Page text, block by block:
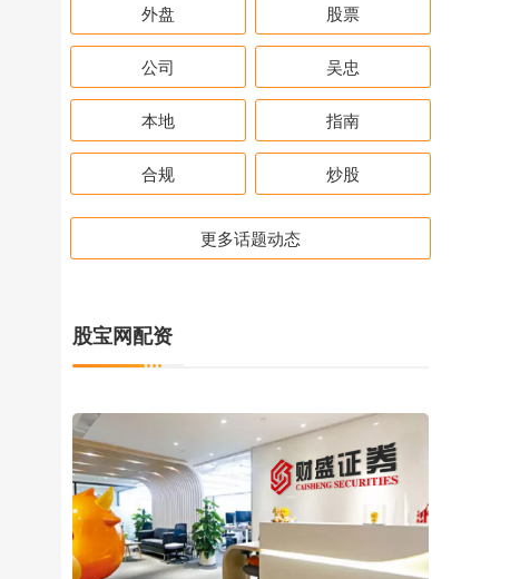
外盘 股票
公司 吴忠
本地 指南
合规 炒股
更多话题动态
股宝网配资